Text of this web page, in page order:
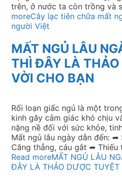
trên, ở nước ta còn trồng và
moreCây lạc tiên chữa mất
người Việt
MẤT NGỦ LÂU
THÌ ĐÂY LÀ
VỜI CHO BẠN
Rối loạn giấc ngủ là một
kinh gây cảm giác khó chịu
nặng nề đối với sức khỏe,
Mất ngủ lâu ngày dẫn đến:
Căng thẳng, cáu gắt ➦
Read moreMẤT NGỦ LÂU
ĐÂY LÀ THẢO DƯỢC TUYỆT